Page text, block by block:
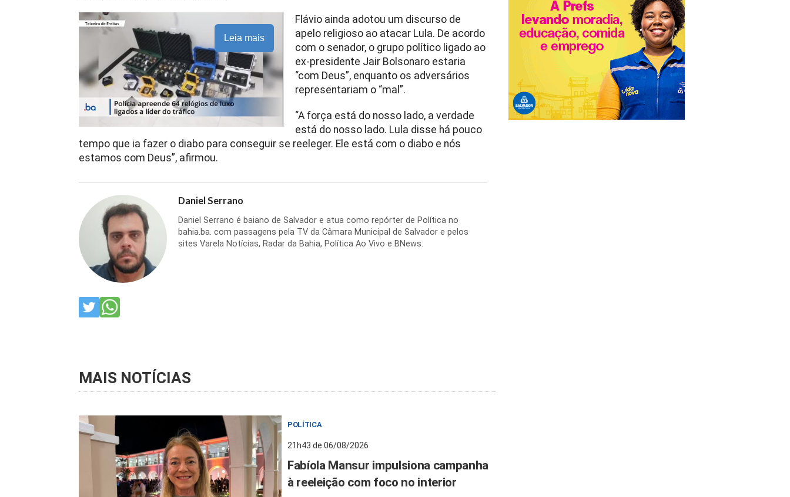
Leia mais
Flávio ainda adotou um discurso de
apelo religioso ao atacar Lula. De acordo
com o senador, o grupo político ligado ao
ex-presidente Jair Bolsonaro estaria
“com Deus”, enquanto os adversários
representariam o “mal”.
“A força está do nosso lado, a verdade
está do nosso lado. Lula disse há pouco
tempo que ia fazer o diabo para conseguir se reeleger. Ele está com o diabo e nós
estamos com Deus”, afirmou.
Daniel Serrano
Daniel Serrano é baiano de Salvador e atua como repórter de Política no
bahia.ba. com passagens pela TV da Câmara Municipal de Salvador e pelos
sites Varela Notícias, Radar da Bahia, Política Ao Vivo e BNews.
MAIS NOTÍCIAS
POLÍTICA
21h43 de 06/08/2026
Fabíola Mansur impulsiona campanha
à reeleição com foco no interior